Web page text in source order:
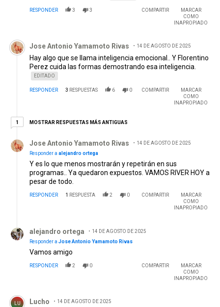
RESPONDER 3 3 COMPARTIR
MARCAR
COMO
INAPROPIADO
Comentario de Jose Antonio Yamamoto Rivas.
Jose Antonio Yamamoto Rivas 14 DE AGOSTO DE 2025
Hay algo que se llama inteligencia emocional.. Y Florentino
Perez cuida las formas demostrando esa inteligencia.
EDITADO
RESPONDER 3 RESPUESTAS 6 0 COMPARTIR
MARCAR
COMO
INAPROPIADO
11 respuesta más antiguas
MOSTRAR RESPUESTAS MÁS ANTIGUAS
Jose Antonio Yamamoto Rivas
14 DE AGOSTO DE 2025
Responder a alejandro ortega
Y es lo que menos mostrarán y repetirán en sus
programas.. Ya quedaron expuestos. VAMOS RIVER HOY a
pesar de todo.
RESPONDER 1 RESPUESTA 2 0 COMPARTIR
MARCAR
COMO
INAPROPIADO
alejandro ortega
14 DE AGOSTO DE 2025
Responder a Jose Antonio Yamamoto Rivas
Vamos amigo
RESPONDER 2 0 COMPARTIR
MARCAR
COMO
INAPROPIADO
Comentario de Lucho.
LU Lucho 14 DE AGOSTO DE 2025